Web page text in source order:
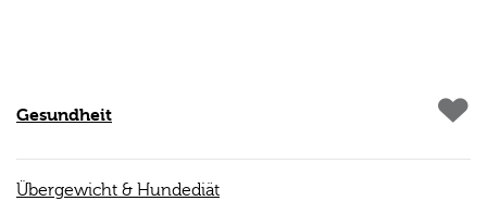
Gesundheit
Übergewicht & Hundediät